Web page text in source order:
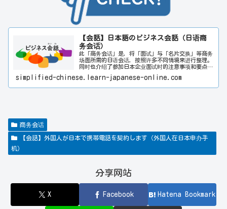
【会話】日本語のビジネス会話（日语商
务会话）
此「商务会话」是，将「面试」与「名片交换」等商务
场面所需的日语会话，按照许多不同情境来进行整理。
同时也介绍了参加日本企业面试时的注意事项和要点，
日本的礼仪和习惯也并在一起说明。在「商务单词」的
类别中，「面试要点」「进出办公室和会议室的礼仪」
「商务用语」「商务邮件的写法」等也都有合并整理说
simplified-chinese.learn-japanese-online.com
商务会话
【会話】外国人が日本で携帯電話を契約します（外国人在日本申办手
机）
分享网站
X Facebook Hatena Bookmark